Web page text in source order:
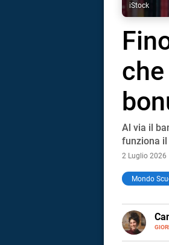
iStock
Al via il
funziona
2 Luglio 2026
Mondo
E-
MAIL